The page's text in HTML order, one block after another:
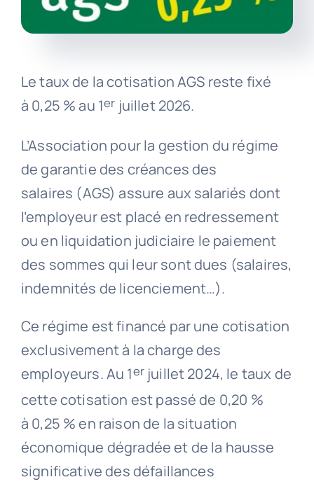
Le taux de la cotisation AGS reste fixé
à 0,25 % au 1er juillet 2026.
L’Association pour la gestion du régime
de garantie des créances des
salaires (AGS) assure aux salariés dont
l’employeur est placé en redressement
ou en liquidation judiciaire le paiement
des sommes qui leur sont dues (salaires,
indemnités de licenciement…).
Ce régime est financé par une cotisation
exclusivement à la charge des
employeurs. Au 1erjuillet 2024, le taux de
cette cotisation est passé de 0,20 %
à 0,25 % en raison de la situation
économique dégradée et de la hausse
significative des défaillances